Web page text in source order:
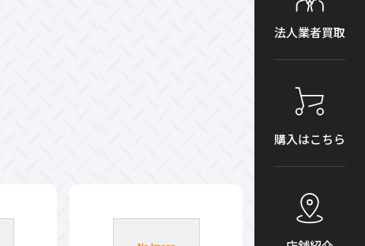
法人業者買取
購入はこちら